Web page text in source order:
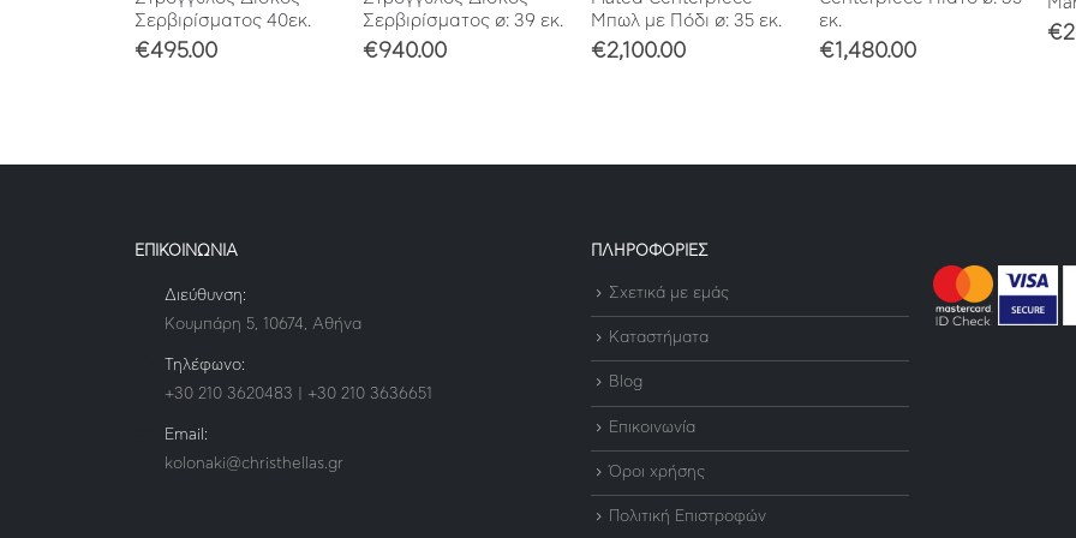
Σερβιρίσματος 40εκ.
€495.00
Σερβιρίσματος ø: 39 εκ.
€940.00
Μπωλ με Πόδι ø: 35 εκ.
€2,100.00
εκ.
€1,480.00
€
ΕΠΙΚΟΙΝΩΝΙΑ
Διεύθυνση:
Κουμπάρη 5, 10674, Αθήνα
Τηλέφωνο:
+30 210 3620483 | +30 210 3636651
Email:
kolonaki@christhellas.gr
ΠΛΗΡΟΦΟΡΙΕΣ
Σχετικά με εμάς
Καταστήματα
Blog
Επικοινωνία
Όροι χρήσης
Πολιτική Επιστροφών